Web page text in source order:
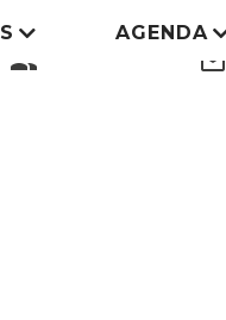
group mail_outline
AGENDA